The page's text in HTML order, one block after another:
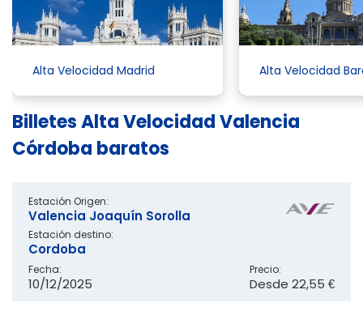
Alta Velocidad Madrid Alta Velocidad
Billetes Alta Velocidad Valencia
Córdoba baratos
Estación Origen:
Valencia Joaquín Sorolla
Estación destino:
Cordoba
Fecha:
10/12/2025
Precio:
Desde 22,55 €